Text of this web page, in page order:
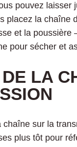
pouvez
la chaîne
et la
pour sécher et
LA
sur la
plus tôt pour